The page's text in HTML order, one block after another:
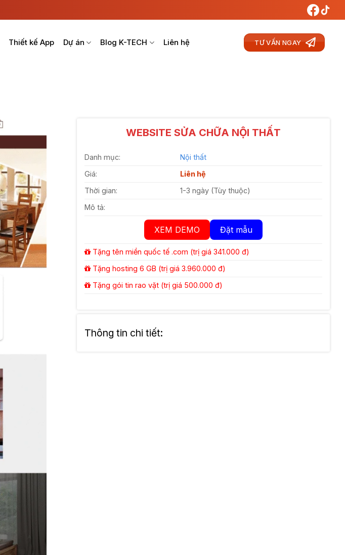
Thiết kế App Dự án Blog K-TECH Liên hệ TƯ VẤN NGAY
WEBSITE SỬA CHỮA NỘI THẤT
Danh mục:
Nội thất
Giá:
Liên hệ
Thời gian:
1-3 ngày (Tùy thuộc)
Mô tả:
XEM DEMO Đặt mẫu
Tặng tên miền quốc tế .com (trị giá 341.000 đ)
Tặng hosting 6 GB (trị giá 3.960.000 đ)
Tặng gói tin rao vặt (trị giá 500.000 đ)
Thông tin chi tiết: